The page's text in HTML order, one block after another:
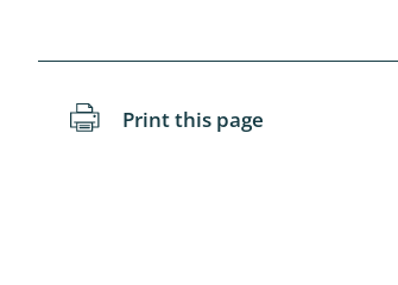
Print this page